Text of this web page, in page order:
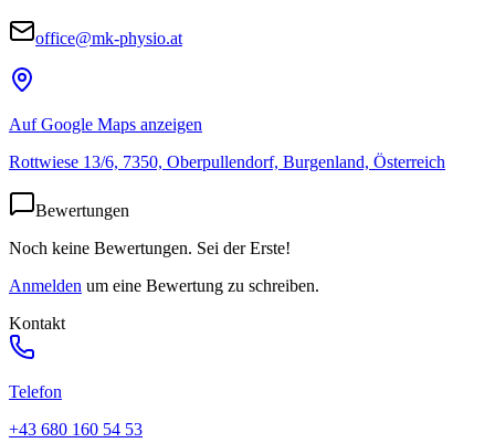
office@mk-physio.at
Auf Google Maps anzeigen
Rottwiese 13/6, 7350, Oberpullendorf, Burgenland, Österreich
Bewertungen
Noch keine Bewertungen. Sei der Erste!
Anmelden um eine Bewertung zu schreiben.
Kontakt
Telefon
+43 680 160 54 53